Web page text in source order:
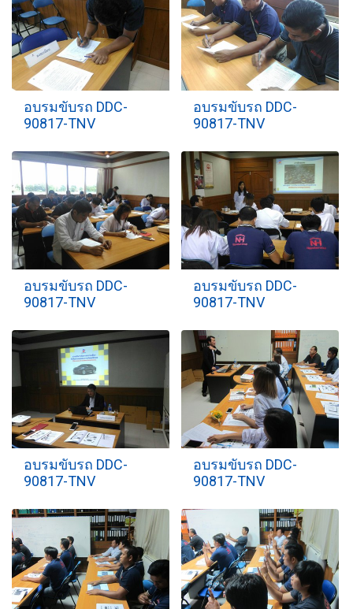
อบรมขับรถ DDC-
90817-TNV
อบรมขับรถ DDC-
90817-TNV
อบรมขับรถ DDC-
90817-TNV
อบรมขับรถ DDC-
90817-TNV
อบรมขับรถ DDC-
90817-TNV
อบรมขับรถ DDC-
90817-TNV